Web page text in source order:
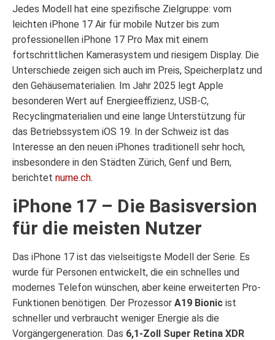
Jedes Modell hat eine spezifische Zielgruppe: vom
leichten iPhone 17 Air für mobile Nutzer bis zum
professionellen iPhone 17 Pro Max mit einem
fortschrittlichen Kamerasystem und riesigem Display. Die
Unterschiede zeigen sich auch im Preis, Speicherplatz und
den Gehäusematerialien. Im Jahr 2025 legt Apple
besonderen Wert auf Energieeffizienz, USB-C,
Recyclingmaterialien und eine lange Unterstützung für
das Betriebssystem iOS 19. In der Schweiz ist das
Interesse an den neuen iPhones traditionell sehr hoch,
insbesondere in den Städten Zürich, Genf und Bern,
berichtet nume.ch.
iPhone 17 – Die Basisversion
für die meisten Nutzer
Das iPhone 17 ist das vielseitigste Modell der Serie. Es
wurde für Personen entwickelt, die ein schnelles und
modernes Telefon wünschen, aber keine erweiterten Pro-
Funktionen benötigen. Der Prozessor A19 Bionic ist
schneller und verbraucht weniger Energie als die
Vorgängergeneration. Das 6,1-Zoll Super Retina XDR